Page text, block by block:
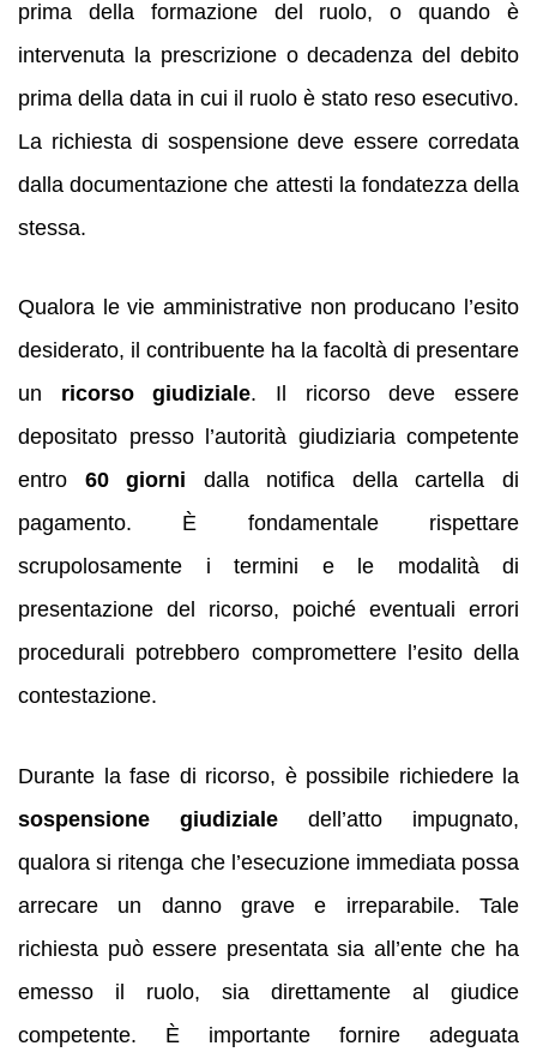
prima della formazione del ruolo, o quando è
intervenuta la prescrizione o decadenza del debito
prima della data in cui il ruolo è stato reso esecutivo.
La richiesta di sospensione deve essere corredata
dalla documentazione che attesti la fondatezza della
stessa.
Qualora le vie amministrative non producano l’esito
desiderato, il contribuente ha la facoltà di presentare
un ricorso giudiziale. Il ricorso deve essere
depositato presso l’autorità giudiziaria competente
entro 60 giorni dalla notifica della cartella di
pagamento. È fondamentale rispettare
scrupolosamente i termini e le modalità di
presentazione del ricorso, poiché eventuali errori
procedurali potrebbero compromettere l’esito della
contestazione.
Durante la fase di ricorso, è possibile richiedere la
sospensione giudiziale dell’atto impugnato,
qualora si ritenga che l’esecuzione immediata possa
arrecare un danno grave e irreparabile. Tale
richiesta può essere presentata sia all’ente che ha
emesso il ruolo, sia direttamente al giudice
competente. È importante fornire adeguata